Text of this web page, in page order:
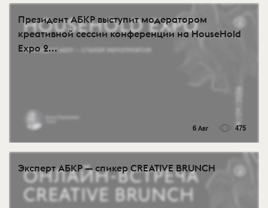
Президент АБКР выступит модератором
креативной сессии конференции на HouseHold
Expo 2...
6 Авг 475
Эксперт АБКР — спикер CREATIVE BRUNCH